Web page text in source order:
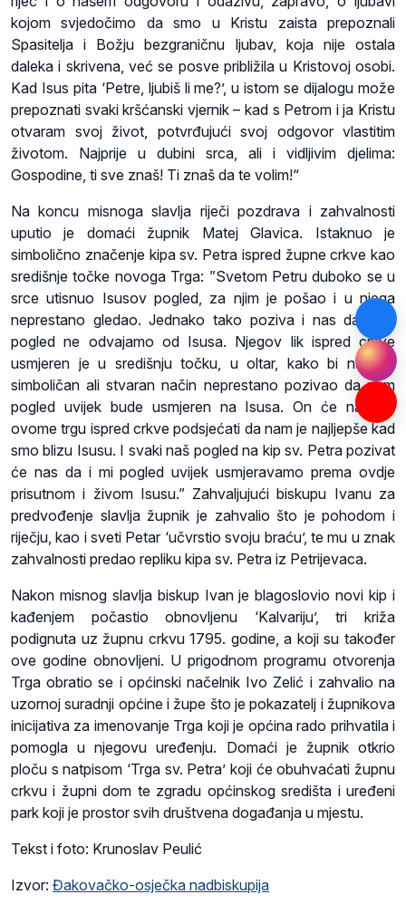
kojom svjedočimo da smo u Kristu zaista prepoznali
Spasitelja i Božju bezgraničnu ljubav, koja nije ostala
daleka i skrivena, već se posve približila u Kristovoj osobi.
Kad Isus pita ‘Petre, ljubiš li me?’, u istom se dijalogu može
prepoznati svaki kršćanski vjernik – kad s Petrom i ja Kristu
otvaram svoj život, potvrđujući svoj odgovor vlastitim
životom. Najprije u dubini srca, ali i vidljivim djelima:
Gospodine, ti sve znaš! Ti znaš da te volim!“
Na koncu misnoga slavlja riječi pozdrava i zahvalnosti
uputio je domaći župnik Matej Glavica. Istaknuo je
simbolično značenje kipa sv. Petra ispred župne crkve kao
središnje točke novoga Trga: ”Svetom Petru duboko se u
srce utisnuo Isusov pogled, za njim je pošao i u njega
neprestano gledao. Jednako tako poziva i nas da svoj
pogled ne odvajamo od Isusa. Njegov lik ispred crkve
usmjeren je u središnju točku, u oltar, kako bi nas na
simboličan ali stvaran način neprestano pozivao da nam
pogled uvijek bude usmjeren na Isusa. On će nas na
ovome trgu ispred crkve podsjećati da nam je najljepše kad
smo blizu Isusu. I svaki naš pogled na kip sv. Petra pozivat
će nas da i mi pogled uvijek usmjeravamo prema ovdje
prisutnom i živom Isusu.” Zahvaljujući biskupu Ivanu za
predvođenje slavlja župnik je zahvalio što je pohodom i
riječju, kao i sveti Petar ‘učvrstio svoju braću’, te mu u znak
zahvalnosti predao repliku kipa sv. Petra iz Petrijevaca.
Nakon misnog slavlja biskup Ivan je blagoslovio novi kip i
kađenjem počastio obnovljenu ‘Kalvariju’, tri križa
podignuta uz župnu crkvu 1795. godine, a koji su također
ove godine obnovljeni. U prigodnom programu otvorenja
Trga obratio se i općinski načelnik Ivo Zelić i zahvalio na
uzornoj suradnji općine i župe što je pokazatelj i župnikova
inicijativa za imenovanje Trga koji je općina rado prihvatila i
pomogla u njegovu uređenju. Domaći je župnik otkrio
ploču s natpisom ‘Trga sv. Petra’ koji će obuhvaćati župnu
crkvu i župni dom te zgradu općinskog središta i uređeni
park koji je prostor svih društvena događanja u mjestu.
Tekst i foto: Krunoslav Peulić
Izvor: Đakovačko-osječka nadbiskupija